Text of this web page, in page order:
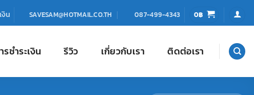
งิน SAVESAM@HOTMAIL.CO.TH 087-499-4343 0฿
ชำระเงิน รีวิว เกี่ยวกับเรา ติดต่อเรา